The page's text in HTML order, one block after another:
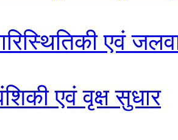
एवं
एवं वृक्ष सुधार